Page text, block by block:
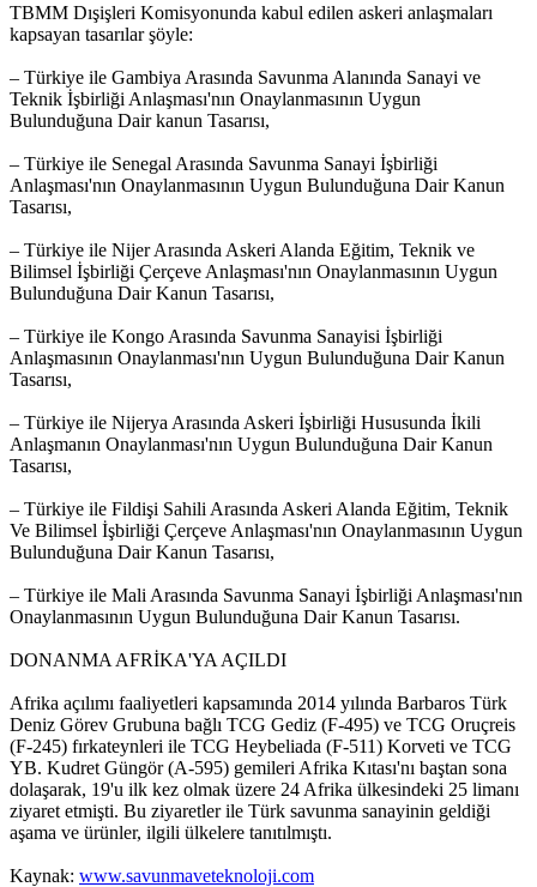
TBMM Dışişleri Komisyonunda kabul edilen askeri anlaşmaları
kapsayan tasarılar şöyle:
– Türkiye ile Gambiya Arasında Savunma Alanında Sanayi ve
Teknik İşbirliği Anlaşması'nın Onaylanmasının Uygun
Bulunduğuna Dair kanun Tasarısı,
– Türkiye ile Senegal Arasında Savunma Sanayi İşbirliği
Anlaşması'nın Onaylanmasının Uygun Bulunduğuna Dair Kanun
Tasarısı,
– Türkiye ile Nijer Arasında Askeri Alanda Eğitim, Teknik ve
Bilimsel İşbirliği Çerçeve Anlaşması'nın Onaylanmasının Uygun
Bulunduğuna Dair Kanun Tasarısı,
– Türkiye ile Kongo Arasında Savunma Sanayisi İşbirliği
Anlaşmasının Onaylanması'nın Uygun Bulunduğuna Dair Kanun
Tasarısı,
– Türkiye ile Nijerya Arasında Askeri İşbirliği Hususunda İkili
Anlaşmanın Onaylanması'nın Uygun Bulunduğuna Dair Kanun
Tasarısı,
– Türkiye ile Fildişi Sahili Arasında Askeri Alanda Eğitim, Teknik
Ve Bilimsel İşbirliği Çerçeve Anlaşması'nın Onaylanmasının Uygun
Bulunduğuna Dair Kanun Tasarısı,
– Türkiye ile Mali Arasında Savunma Sanayi İşbirliği Anlaşması'nın
Onaylanmasının Uygun Bulunduğuna Dair Kanun Tasarısı.
DONANMA AFRİKA'YA AÇILDI
Afrika açılımı faaliyetleri kapsamında 2014 yılında Barbaros Türk
Deniz Görev Grubuna bağlı TCG Gediz (F-495) ve TCG Oruçreis
(F-245) fırkateynleri ile TCG Heybeliada (F-511) Korveti ve TCG
YB. Kudret Güngör (A-595) gemileri Afrika Kıtası'nı baştan sona
dolaşarak, 19'u ilk kez olmak üzere 24 Afrika ülkesindeki 25 limanı
ziyaret etmişti. Bu ziyaretler ile Türk savunma sanayinin geldiği
aşama ve ürünler, ilgili ülkelere tanıtılmıştı.
Kaynak: www.savunmaveteknoloji.com